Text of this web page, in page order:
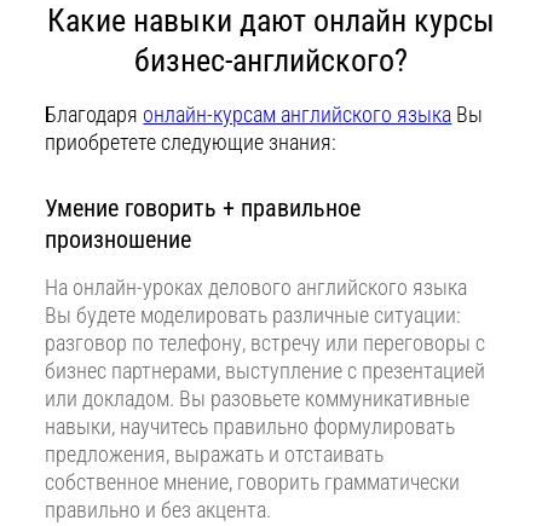
Какие навыки дают онлайн курсы
бизнес-английского?
Благодаря онлайн-курсам английского языка Вы
приобретете следующие знания:
Умение говорить + правильное
произношение
На онлайн-уроках делового английского языка
Вы будете моделировать различные ситуации:
разговор по телефону, встречу или переговоры с
бизнес партнерами, выступление с презентацией
или докладом. Вы разовьете коммуникативные
навыки, научитесь правильно формулировать
предложения, выражать и отстаивать
собственное мнение, говорить грамматически
правильно и без акцента.